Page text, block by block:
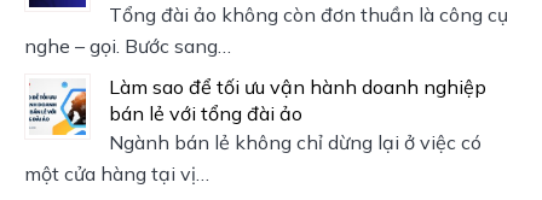
Tổng đài ảo không còn đơn thuần là công cụ
nghe – gọi. Bước sang…
Làm sao để tối ưu vận hành doanh nghiệp
bán lẻ với tổng đài ảo
Ngành bán lẻ không chỉ dừng lại ở việc có
một cửa hàng tại vị…